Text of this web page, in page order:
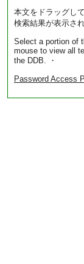
本文をドラッグし
検索結果が表示され
Select a portion of
mouse to view all
the DDB. ・
Password Access